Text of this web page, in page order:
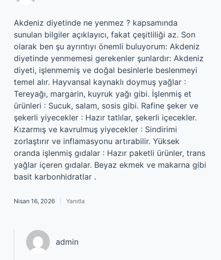
Akdeniz diyetinde ne yenmez ? kapsamında
sunulan bilgiler açıklayıcı, fakat çeşitliliği az. Son
olarak ben şu ayrıntıyı önemli buluyorum: Akdeniz
diyetinde yenmemesi gerekenler şunlardır: Akdeniz
diyeti, işlenmemiş ve doğal besinlerle beslenmeyi
temel alır. Hayvansal kaynaklı doymuş yağlar :
Tereyağı, margarin, kuyruk yağı gibi. İşlenmiş et
ürünleri : Sucuk, salam, sosis gibi. Rafine şeker ve
şekerli yiyecekler : Hazır tatlılar, şekerli içecekler.
Kızarmış ve kavrulmuş yiyecekler : Sindirimi
zorlaştırır ve inflamasyonu artırabilir. Yüksek
oranda işlenmiş gıdalar : Hazır paketli ürünler, trans
yağlar içeren gıdalar. Beyaz ekmek ve makarna gibi
basit karbonhidratlar .
Nisan 16, 2026 Yanıtla
admin